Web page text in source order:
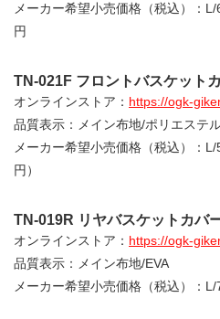
メーカー希望小売価格（税込）
円
TN-021F フロントバスケット
オンラインストア： https://ogk-
品質表示：メイン布地/ポリエステ
メーカー希望小売価格（税込）
円）
TN-019R リヤバスケットカ
オンラインストア： https://ogk-
品質表示：メイン布地/EVA
メーカー希望小売価格（税込）：L/